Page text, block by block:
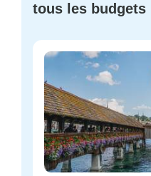
tous les budgets